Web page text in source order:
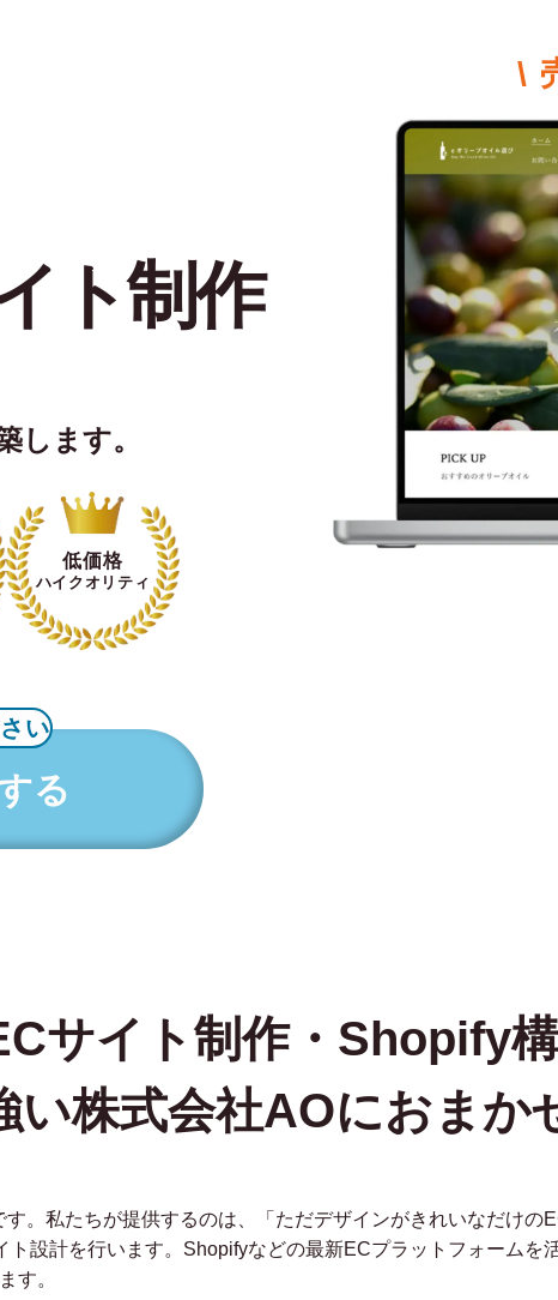
ト制作
します。
低価格
ハイクオリティ
\
い
る
サイト制作・Shopify
い株式会社AOにおまか
。私たちが提供するのは、「ただデザインがきれいなだけの
設計を行います。Shopifyなどの最新ECプラットフォームを
す。